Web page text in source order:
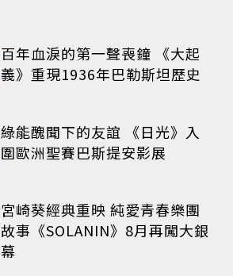
百年血淚的第一聲喪鐘 《大起
義》重現1936年巴勒斯坦歷史
綠能醜聞下的友誼 《日光》入
圍歐洲聖賽巴斯提安影展
宮崎葵經典重映 純愛青春樂團
故事《SOLANIN》8月再闖大銀
幕